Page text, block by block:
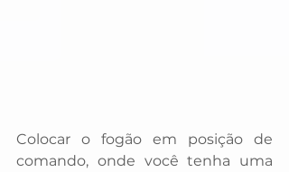
Colocar o fogão em posição de
comando, onde você tenha uma